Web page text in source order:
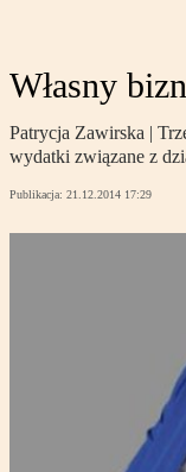
Własny
Patrycja Zawirska |
wydatki związane z
Publikacja: 21.12.2014 17:29